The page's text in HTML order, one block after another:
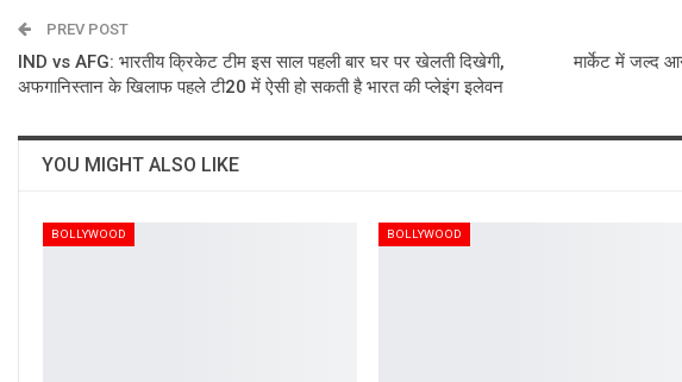
PREV POST
IND vs AFG: भारतीय क्रिकेट टीम इस साल पहली बार घर पर खेलती दिखेगी,
अफगानिस्तान के खिलाफ पहले टी20 में ऐसी हो सकती है भारत की प्लेइंग इलेवन
मार्केट में जल्द
YOU MIGHT ALSO LIKE
BOLLYWOOD BOLLYWOOD